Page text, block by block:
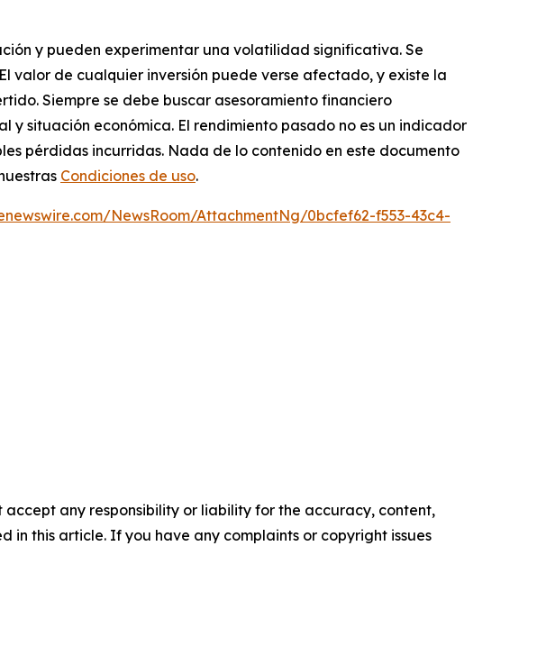
y pueden experimentar una volatilidad significativa. Se
valor de cualquier inversión puede verse afectado, y existe la
Siempre se debe buscar asesoramiento financiero
situación económica. El rendimiento pasado no es un indicador
pérdidas incurridas. Nada de lo contenido en este documento
Condiciones de uso.
NewsRoom/AttachmentNg/0bcfef62-f553-43c4-
accept any responsibility or liability for the accuracy, content,
in this article. If you have any complaints or copyright issues